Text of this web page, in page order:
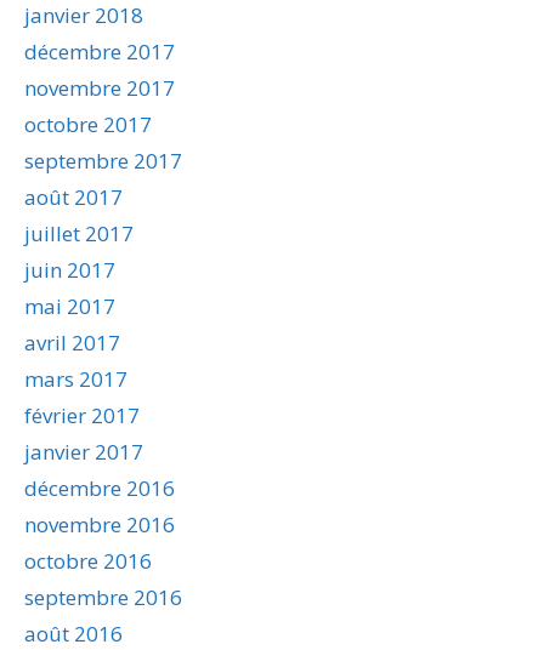
janvier 2018
décembre 2017
novembre 2017
octobre 2017
septembre 2017
août 2017
juillet 2017
juin 2017
mai 2017
avril 2017
mars 2017
février 2017
janvier 2017
décembre 2016
novembre 2016
octobre 2016
septembre 2016
août 2016